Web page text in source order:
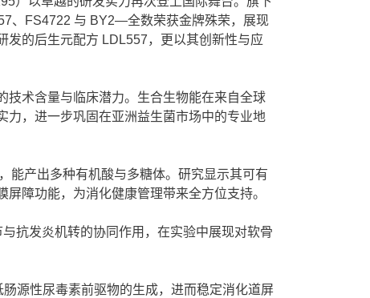
、FS4722 与 BY2—全数荣获金牌殊荣，展现
发的后生元配方 LDL557，更以其创新性与应
技术含量与临床潜力。生合生物能在来自全球
力，进一步巩固在亚洲益生菌市场中的专业地
能产出多种有机酸与多糖体。研究显示其可有
障功能，为消化健康管理带来全方位支持。
抗发炎机转的协同作用，在实验中展现对软骨
源性尿毒素前驱物的生成，进而稳定消化道屏